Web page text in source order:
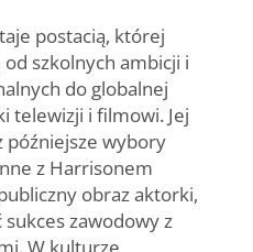
postacią, której
szkolnych ambicji i
do globalnej
telewizji i filmowi. Jej
wybory
z Harrisonem
obraz aktorki,
sukces zawodowy z